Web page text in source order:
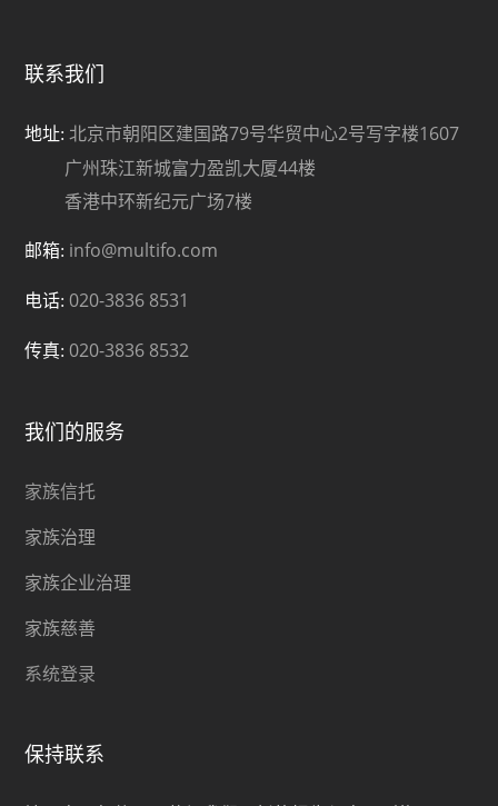
办公室明确禁止以任何原因将本材料派发或转交给第三方。
索赔或诉讼承担任何责任。这份报告仅在适用法律允许的情
动，恕不通知。本出版物和其他出版物中所提及的有关作者
的更多信息，以及任何涉及该主题的以往报告副本，可应要
此文件所提供资料只用作参考，并应阁下之要求而提供作为
非银行存款，并不获存款保险公司的保证，亦非和丰家族办
联系我们
地址: 北京市朝阳区建国路79号华贸中心2号写字楼1607
广州珠江新城富力盈凯大厦44楼
香港中环新纪元广场7楼
邮箱: info@multifo.com
电话: 020-3836 8531
传真: 020-3836 8532
我们的服务
家族信托
家族治理
家族企业治理
家族慈善
系统登录
保持联系